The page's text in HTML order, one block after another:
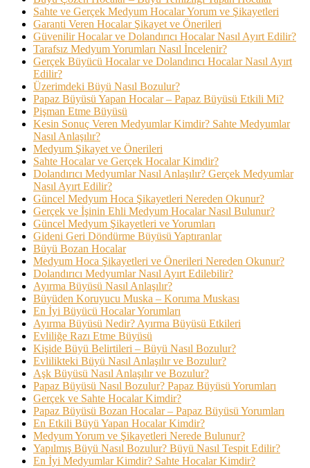
Sahte ve Gerçek Medyum Hocalar Yorum ve Şikayetleri
Garanti Veren Hocalar Şikayet ve Önerileri
Güvenilir Hocalar ve Dolandırıcı Hocalar Nasıl Ayırt Edilir?
Tarafsız Medyum Yorumları Nasıl İncelenir?
Gerçek Büyücü Hocalar ve Dolandırıcı Hocalar Nasıl Ayırt
Edilir?
Üzerimdeki Büyü Nasıl Bozulur?
Papaz Büyüsü Yapan Hocalar – Papaz Büyüsü Etkili Mi?
Pişman Etme Büyüsü
Kesin Sonuç Veren Medyumlar Kimdir? Sahte Medyumlar
Nasıl Anlaşılır?
Medyum Şikayet ve Önerileri
Sahte Hocalar ve Gerçek Hocalar Kimdir?
Dolandırıcı Medyumlar Nasıl Anlaşılır? Gerçek Medyumlar
Nasıl Ayırt Edilir?
Güncel Medyum Hoca Şikayetleri Nereden Okunur?
Gerçek ve İşinin Ehli Medyum Hocalar Nasıl Bulunur?
Güncel Medyum Şikayetleri ve Yorumları
Gideni Geri Döndürme Büyüsü Yaptıranlar
Büyü Bozan Hocalar
Medyum Hoca Şikayetleri ve Önerileri Nereden Okunur?
Dolandırıcı Medyumlar Nasıl Ayırt Edilebilir?
Ayırma Büyüsü Nasıl Anlaşılır?
Büyüden Koruyucu Muska – Koruma Muskası
En İyi Büyücü Hocalar Yorumları
Ayırma Büyüsü Nedir? Ayırma Büyüsü Etkileri
Evliliğe Razı Etme Büyüsü
Kişide Büyü Belirtileri – Büyü Nasıl Bozulur?
Evlilikteki Büyü Nasıl Anlaşılır ve Bozulur?
Aşk Büyüsü Nasıl Anlaşılır ve Bozulur?
Papaz Büyüsü Nasıl Bozulur? Papaz Büyüsü Yorumları
Gerçek ve Sahte Hocalar Kimdir?
Papaz Büyüsü Bozan Hocalar – Papaz Büyüsü Yorumları
En Etkili Büyü Yapan Hocalar Kimdir?
Medyum Yorum ve Şikayetleri Nerede Bulunur?
Yapılmış Büyü Nasıl Bozulur? Büyü Nasıl Tespit Edilir?
En İyi Medyumlar Kimdir? Sahte Hocalar Kimdir?